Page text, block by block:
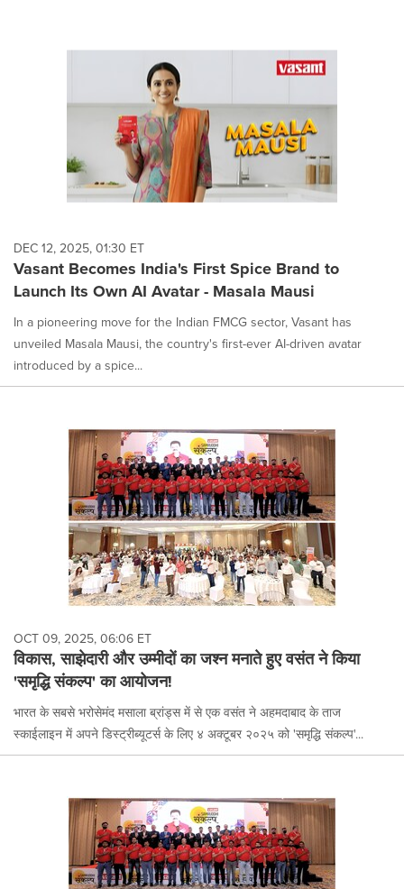
DEC 12, 2025, 01:30 ET
Vasant Becomes India's First Spice Brand to
Launch Its Own AI Avatar - Masala Mausi
In a pioneering move for the Indian FMCG sector, Vasant has
unveiled Masala Mausi, the country's first-ever AI-driven avatar
introduced by a spice...
OCT 09, 2025, 06:06 ET
विकास, साझेदारी और उम्मीदों का जश्न मनाते हुए वसंत ने किया
'समृद्धि संकल्प' का आयोजन!
भारत के सबसे भरोसेमंद मसाला ब्रांड्स में से एक वसंत ने अहमदाबाद के ताज
स्काईलाइन में अपने डिस्ट्रीब्यूटर्स के लिए ४ अक्टूबर २०२५ को 'समृद्धि संकल्प'...